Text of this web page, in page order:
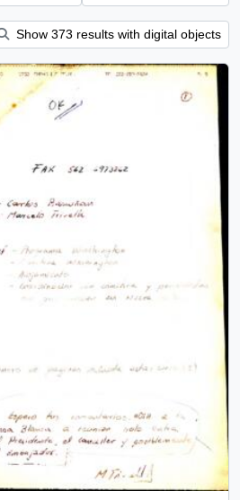
Show 373 results with digital objects